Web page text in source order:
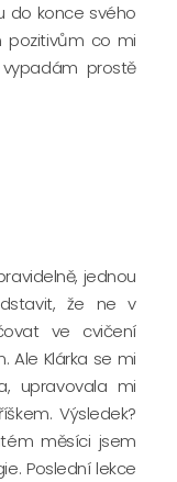
do konce svého
pozitivům co mi
prostě
jednou
že ne v
ve cvičení
Ale Klárka se mi
upravovala mi
Výsledek?
měsíci jsem
Poslední lekce